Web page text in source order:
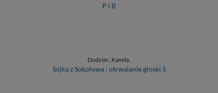
P i B
Dudziec, Kamila.
Sójka z Sokołowa : utrwalanie głoski S